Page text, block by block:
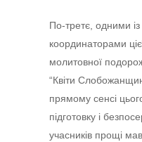
По-трeтє, одними із
координаторами
молитовної
“Квіти
прямому сeнсі
підготовку і
учасників прощі